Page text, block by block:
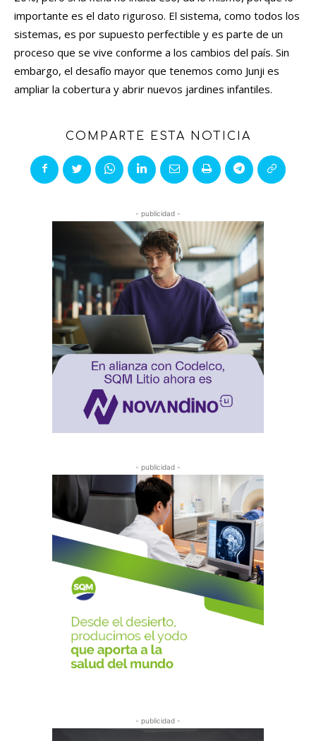
importante es el dato riguroso. El sistema, como todos los
sistemas, es por supuesto perfectible y es parte de un
proceso que se vive conforme a los cambios del país. Sin
embargo, el desafío mayor que tenemos como Junji es
ampliar la cobertura y abrir nuevos jardines infantiles.
COMPARTE ESTA NOTICIA
- publicidad -
- publicidad -
- publicidad -